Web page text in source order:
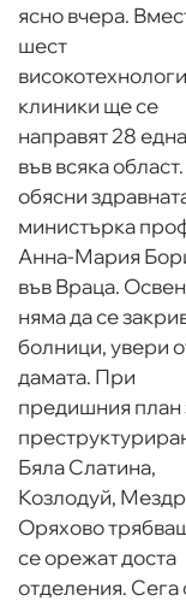
ясно вчера.
шест
клиники ще се
направят 28
във всяка
обясни
министърка
Анна-Мария
във Враца.
няма да се
болници, увери
дамата. При
предишния план
Бяла Слатина,
Козлодуй,
Оряхово
се орежат доста
отделения. Сега